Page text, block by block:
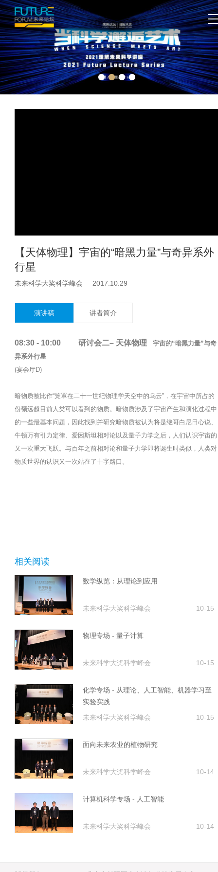
【天体物理】宇宙的“暗黑力量”与奇异系外
行星
未来科学大奖科学峰会 2017.10.29
演讲稿 讲者简介
08:30 - 10:00 研讨会二– 天体物理 宇宙的“暗黑力量”与奇
异系外行星
(宴会厅D)
暗物质被比作“笼罩在二十一世纪物理学天空中的乌云”，在宇宙中所占的
份额远超目前人类可以看到的物质。暗物质涉及了宇宙产生和演化过程中
的一些最基本问题，因此找到并研究暗物质被认为将是继哥白尼日心说、
牛顿万有引力定律、爱因斯坦相对论以及量子力学之后，人们认识宇宙的
又一次重大飞跃。与百年之前相对论和量子力学即将诞生时类似，人类对
物质世界的认识又一次站在了十字路口。
相关阅读
数学纵览：从理论到应用
未来科学大奖科学峰会 10-15
物理专场 - 量子计算
未来科学大奖科学峰会 10-15
化学专场 - 从理论、人工智能、机器学习至
实验实践
未来科学大奖科学峰会
10-15
面向未来农业的植物研究
未来科学大奖科学峰会 10-14
计算机科学专场 - 人工智能
未来科学大奖科学峰会 10-14